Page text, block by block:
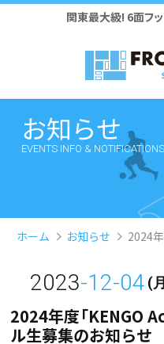
関東最大級! 6面フ
お知らせ
EVENTS INFO & NOTIFICATIONS
ホーム お知らせ 2024
2023-12-04 (
2024年度「KENGO
ル生募集のお知らせ